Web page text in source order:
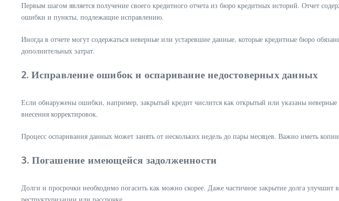
Первым шагом является получение своего кредитного отчета из бюро кредитных историй. Отчет
ошибки и пункты, подлежащие исправлению.
Иногда в отчете могут содержаться неверные или устаревшие данные, которые кредитные бюро
дополнительных затрат.
2. Исправление ошибок и оспаривание недостоверных данных
Если обнаружены ошибки, например, закрытый кредит числится как открытый или указаны
внесения корректировок.
Процесс оспаривания данных может занять от нескольких недель до пары месяцев. Важно иметь
3. Погашение имеющейся задолженности
Долги и просрочки необходимо погасить как можно скорее. Даже частичное закрытие долга